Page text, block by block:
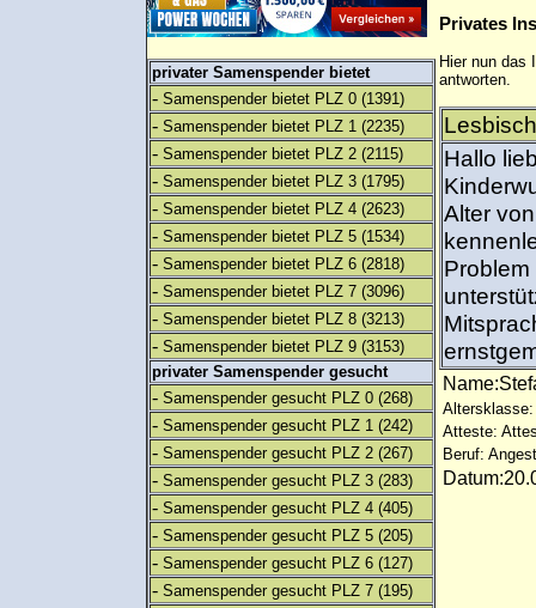
privater Samenspender bietet
- Samenspender bietet PLZ 0 (1391)
- Samenspender bietet PLZ 1 (2235)
- Samenspender bietet PLZ 2 (2115)
- Samenspender bietet PLZ 3 (1795)
- Samenspender bietet PLZ 4 (2623)
- Samenspender bietet PLZ 5 (1534)
- Samenspender bietet PLZ 6 (2818)
- Samenspender bietet PLZ 7 (3096)
- Samenspender bietet PLZ 8 (3213)
- Samenspender bietet PLZ 9 (3153)
privater Samenspender gesucht
- Samenspender gesucht PLZ 0 (268)
- Samenspender gesucht PLZ 1 (242)
- Samenspender gesucht PLZ 2 (267)
- Samenspender gesucht PLZ 3 (283)
- Samenspender gesucht PLZ 4 (405)
- Samenspender gesucht PLZ 5 (205)
- Samenspender gesucht PLZ 6 (127)
- Samenspender gesucht PLZ 7 (195)
Privates
Hier nun das
antworten.
Hallo
Alter
Altersklasse:
Atteste:
Beruf: